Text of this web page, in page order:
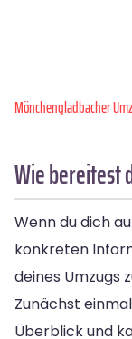
Mönchen­gladbacher
Wie bereitest
Wenn du dich
konkreten
deines Umzugs
Zunächst
Überblick und